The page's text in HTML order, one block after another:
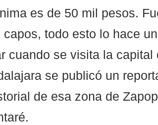
es de 50 mil pesos.
todo esto lo hace
cuando se visita la capital
se publicó un
de esa zona de